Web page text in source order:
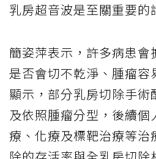
乳房超音波是至關重要的
簡姿萍表示，許多病患會
是否會切不乾淨、腫瘤容
顯示，部分乳房切除手術
及依照腫瘤分型，後續個
療、化療及標靶治療等治